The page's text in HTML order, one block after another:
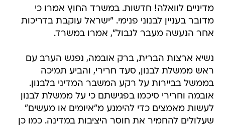
מדיניים לוואלה! חדשות. במשרד החוץ אמרו כי
מדובר בעניין לבנוני פנימי. "ישראל עוקבת בדריכות
אחר הנעשה מעבר לגבול", אמרו במשרד.
נשיא ארצות הברית, ברק אובמה, נפגש הערב עם
ראש ממשלת לבנון, סעד חרירי, והביע תמיכה
בממשל בביירות על רקע המשבר המדיני בלבנון.
אובמה וחרירי סיכמו בפגישתם כי על ממשלת לבנון
לעשות מאמצים כדי להימנע מ"איומים או מעשים"
שעלולים להחמיר את חוסר היציבות במדינה. כמו כן